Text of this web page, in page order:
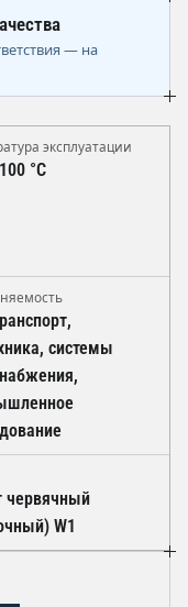
— на
эксплуатации
°C
системы
червячный
W1